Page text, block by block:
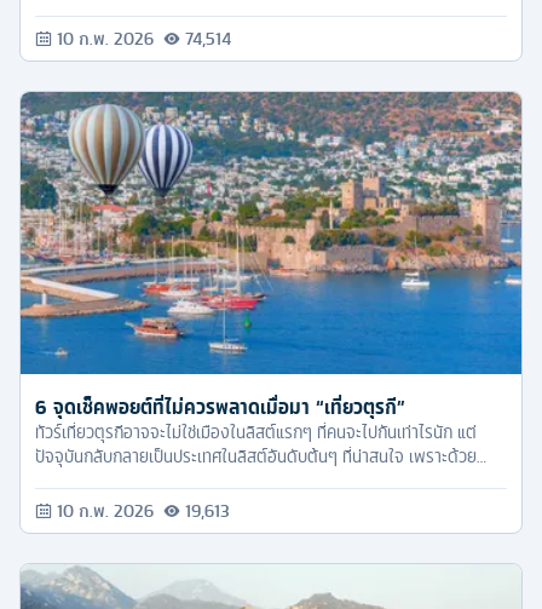
ยุโรปตะวันออกที่น่าสนใจไม่แพ้ประเทศยอดฮิตทั้งหลายเลยล่ะ มาดูกันเลย
ดีกว่าว่าประเทศไหนน่าสนใจบ้าง เตรียมกระดาษและปากกามาจดลิสต์ที่
10 ก.พ. 2026 74,514
6 จุดเช็คพอยต์ที่ไม่ควรพลาดเมื่อมา “เที่ยวตุรกี”
ทัวร์เที่ยวตุรกีอาจจะไม่ใช่เมืองในลิสต์แรกๆ ที่คนจะไปกันเท่าไรนัก แต่
ปัจจุบันกลับกลายเป็นประเทศในลิสต์อันดับต้นๆ ที่น่าสนใจ เพราะด้วย
แถมช่วงนี้ประเทศตุรกียังเป็นประเทศยอดฮิตของนักท่องเที่ยวอีกด้วย
10 ก.พ. 2026 19,613